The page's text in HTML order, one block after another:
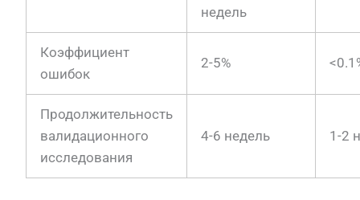
недель
Коэффициент
ошибок
2-5%
Продолжительность
валидационного
исследования
4-6 недель 1-2